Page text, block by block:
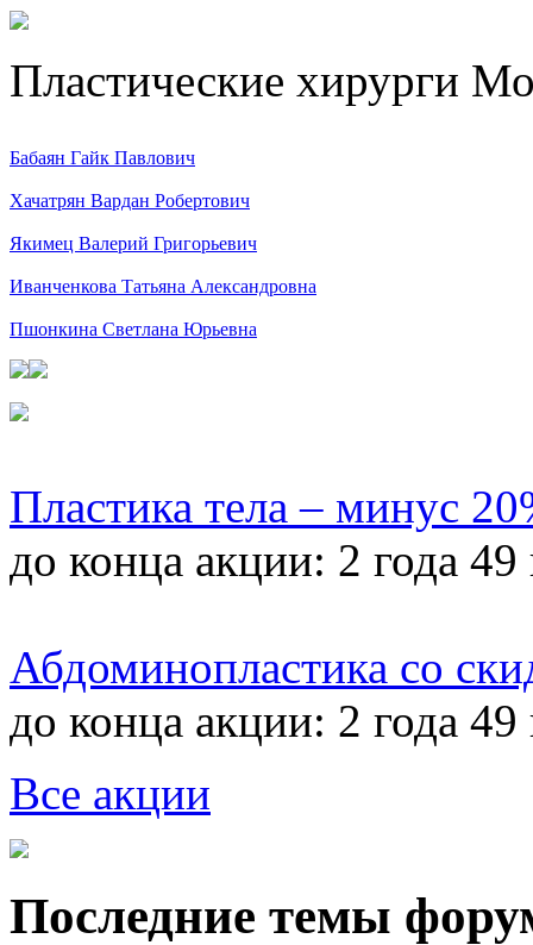
Пластические хирурги
Бабаян Гайк Павлович
Хачатрян Вардан Робертович
Якимец Валерий Григорьевич
Иванченкова Татьяна Александровна
Пшонкина Светлана Юрьевна
Пластика тела – минус
до конца акции: 2 года 49
Абдоминопластика со
до конца акции: 2 года 49
Все акции
Последние темы